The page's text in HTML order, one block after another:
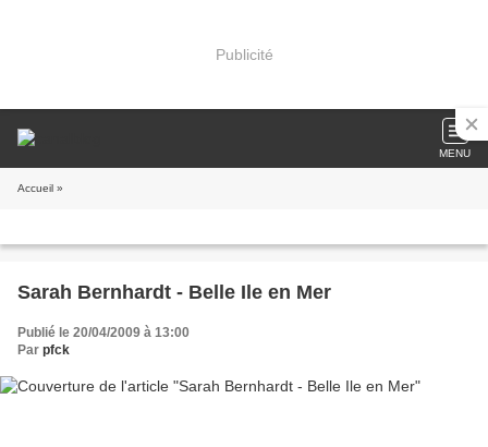
Publicité
MENU
Accueil »
Sarah Bernhardt - Belle Ile en Mer
Publié le 20/04/2009 à 13:00
Par pfck